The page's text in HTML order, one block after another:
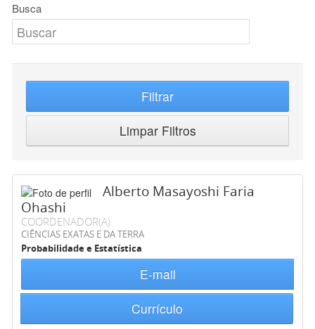
Busca
Filtrar
Limpar Filtros
Alberto Masayoshi Faria
Ohashi
COORDENADOR(A)
CIÊNCIAS EXATAS E DA TERRA
Probabilidade e Estatística
E-mail
Currículo